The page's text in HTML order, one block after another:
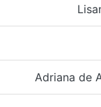
Adriana de